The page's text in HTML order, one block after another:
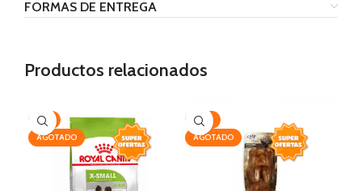
FORMAS DE ENTREGA
Productos relacionados
-7%
AGOTADO
-25%
AGOTADO